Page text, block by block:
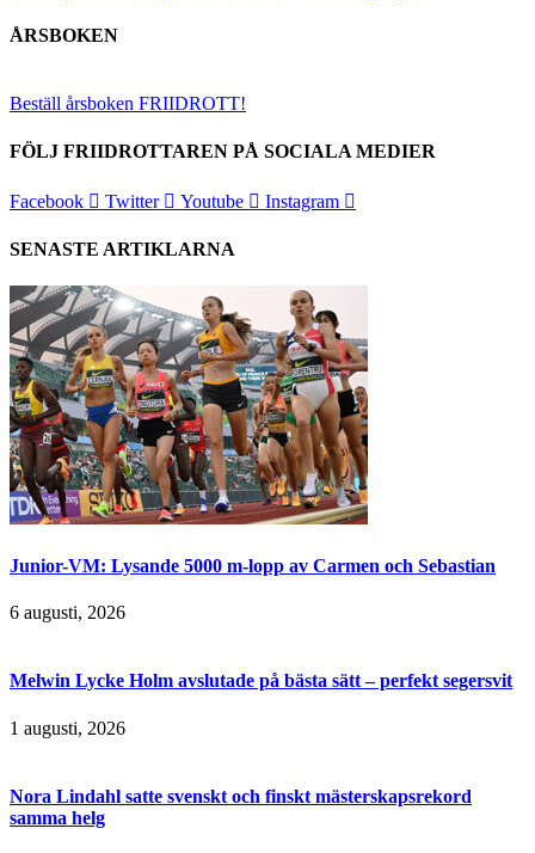
ÅRSBOKEN
Beställ årsboken FRIIDROTT!
FÖLJ FRIIDROTTAREN PÅ SOCIALA MEDIER
Facebook Twitter Youtube Instagram
SENASTE ARTIKLARNA
Junior-VM: Lysande 5000 m-lopp av Carmen och Sebastian
6 augusti, 2026
Melwin Lycke Holm avslutade på bästa sätt – perfekt segersvit
1 augusti, 2026
Nora Lindahl satte svenskt och finskt mästerskapsrekord
samma helg